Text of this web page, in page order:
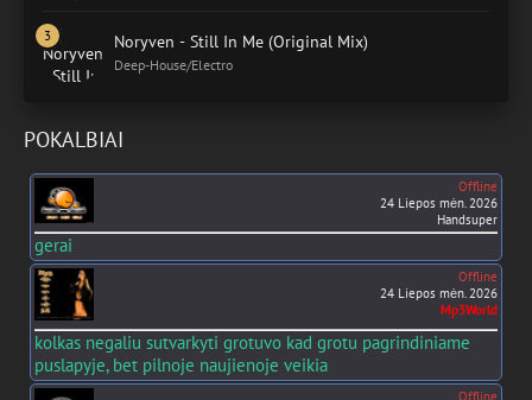
Noryven - Still In Me (Original Mix)
Deep-House/Electro
POKALBIAI
Offline
24 Liepos mėn. 2026
Handsuper
gerai
Offline
24 Liepos mėn. 2026
Mp3World
kolkas negaliu sutvarkyti grotuvo kad grotu pagrindiniame
puslapyje, bet pilnoje naujienoje veikia
Offline